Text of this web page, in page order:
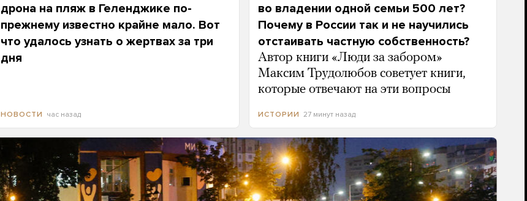
дрона на пляж в Геленджике по-
прежнему известно крайне мало. Вот
что удалось узнать о жертвах за три
дня
НОВОСТИ час назад
во владении одной семьи 500 лет?
Почему в России так и не научились
отстаивать частную собственность?
Автор книги «Люди за забором»
Максим Трудолюбов советует книги,
которые отвечают на эти вопросы
ИСТОРИИ 27 минут назад